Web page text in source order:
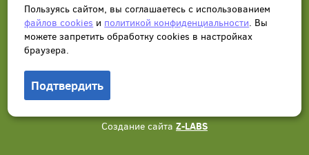
Создание сайта Z-LABS
Пользуясь сайтом, вы соглашаетесь с использованием
файлов cookies и политикой конфиденциальности. Вы
можете запретить обработку сookies в настройках
браузера.
Подтвердить